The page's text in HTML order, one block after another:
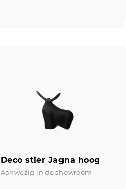
Deco stier Jagna hoog
Aanwezig in de showroom